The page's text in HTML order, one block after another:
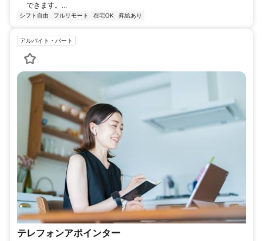
できます。...
シフト自由 フルリモート 在宅OK 昇給あり
アルバイト・パート
テレフォンアポインター